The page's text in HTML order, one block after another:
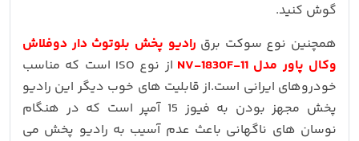
گوش کنید.
همچنین نوع سوکت برق رادیو پخش بلوتوث دار دوفلاش
وکال پاور مدل NV-1830F-11
از نوع ISO است که مناسب
خودروهای ایرانی است.از قابلیت های خوب دیگر این رادیو
پخش مجهز بودن به فیوز 15 آمپر است که در هنگام
نوسان های ناگهانی باعث عدم آسیب به رادیو پخش می